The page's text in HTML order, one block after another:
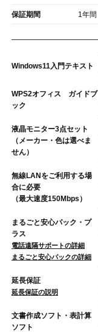
保証期間 1年間
Windows11入門テキスト
WPS2オフィス ガイドブ
ック
液晶モニター3点セット
（メーカー・色は選べま
せん）
無線LANをご利用する場
合に必要
（最大速度150Mbps）
まるごと安心パック・プ
ラス
電話遠隔サポートの詳細
まるごと安心パックの詳細
延長保証
延長保証の説明
文書作成ソフト・表計算
ソフト